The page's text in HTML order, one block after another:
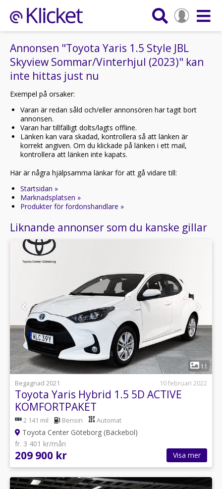
Annonsen "Toyota Yaris 1.5 Style JBL
Skyview Sommar/Vinterhjul (2023)" kan
inte hittas just nu
Exempel på orsaker:
Varan är redan såld och/eller annonsören har tagit bort
annonsen.
Varan har tillfälligt dolts/lagts offline.
Länken kan vara skadad, kontrollera så att länken är
korrekt angiven. Om du klickade på länken i ett mail,
kontrollera att länken inte kapats.
Här är några hjälpsamma länkar för att gå vidare till:
Startsidan »
Marknadsplatsen »
Produkter för fordonshandlare »
Liknande annonser som du kanske gillar
1
11
Begagnad 2021
10 februari 2022
Toyota Yaris Hybrid 1.5 5D ACTIVE
KOMFORTPAKET
2 141 mil Bensin Automat
Toyota Center Göteborg (Bäckebol)
fr. 3 401 kr/mån
209 900 kr Visa mer